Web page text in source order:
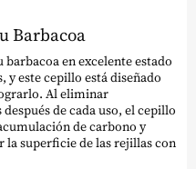
Barbacoa
en excelente estado
y este cepillo está diseñado
Al eliminar
de cada uso, el cepillo
de carbono y
la superficie de las rejillas con